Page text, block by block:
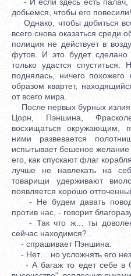
добьемся, чтобы его повесили!
Однако, чтобы добиться
всего снова оказаться среди
полиция не действует в
футов. И это будет сделано
только удастся
поднялась, ничего
образом квартет,
от всего мира.
После первых бурных
Цорн, Пэншина,
восхищаться окружающим,
ними развевается
испытывает бешеное желание
его, как спускают флаг
лучше не навлекать на
товарищи удерживают
появляется хорошо
- Не будем давать
против нас, - говорит
- Так что ж… ты доволен
сейчас находимся?..
- спрашивает Пэншина.
- Нет… но усложнять его
- А багаж то едет себе в